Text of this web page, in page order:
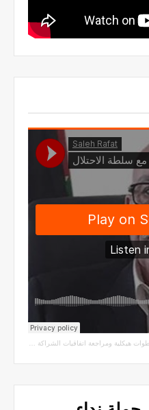
ومراجعة اتفاقيات الشراكة مع سلطة الاحتلال